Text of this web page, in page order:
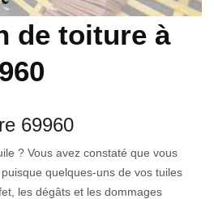
de toiture à
69960
? Vous avez constaté que vous
quelques-uns de vos tuiles
les dégâts et les dommages